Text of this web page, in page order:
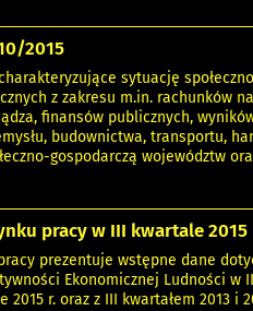
2015
sytuację
z zakresu m.in. rachunków
finansów publicznych,
budownictwa, transportu,
gospodarczą województw
pracy w III kwartale 2015
prezentuje wstępne dane
Ekonomicznej Ludności w
r. oraz z III kwartałem 2013 i